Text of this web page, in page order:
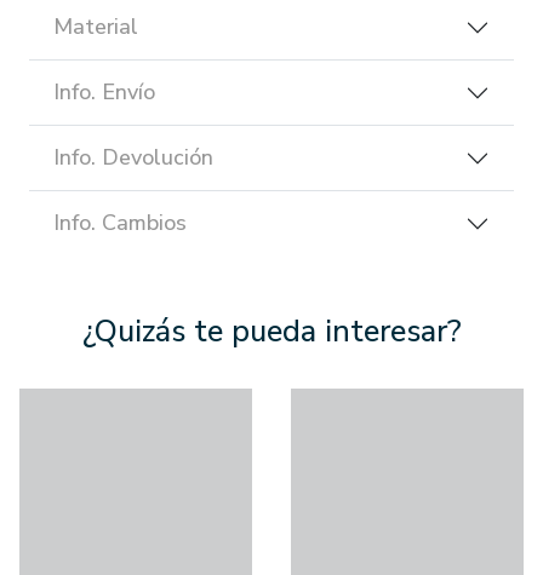
Material
Info. Envío
Info. Devolución
Info. Cambios
¿Quizás te pueda interesar?